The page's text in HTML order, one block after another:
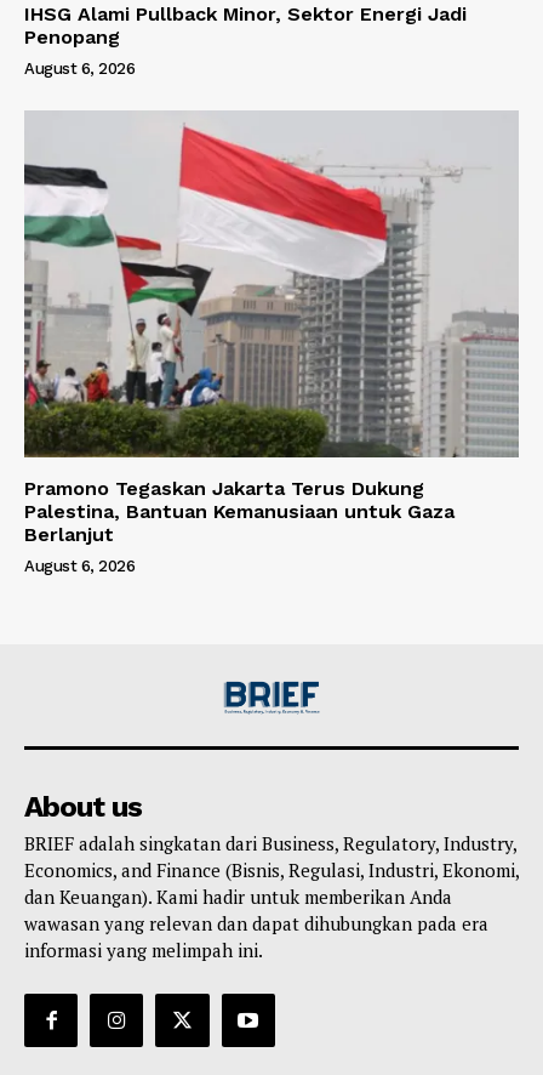
IHSG Alami Pullback Minor, Sektor Energi Jadi
Penopang
August 6, 2026
Pramono Tegaskan Jakarta Terus Dukung
Palestina, Bantuan Kemanusiaan untuk Gaza
Berlanjut
August 6, 2026
About us
BRIEF adalah singkatan dari Business, Regulatory, Industry,
Economics, and Finance (Bisnis, Regulasi, Industri, Ekonomi,
dan Keuangan). Kami hadir untuk memberikan Anda
wawasan yang relevan dan dapat dihubungkan pada era
informasi yang melimpah ini.